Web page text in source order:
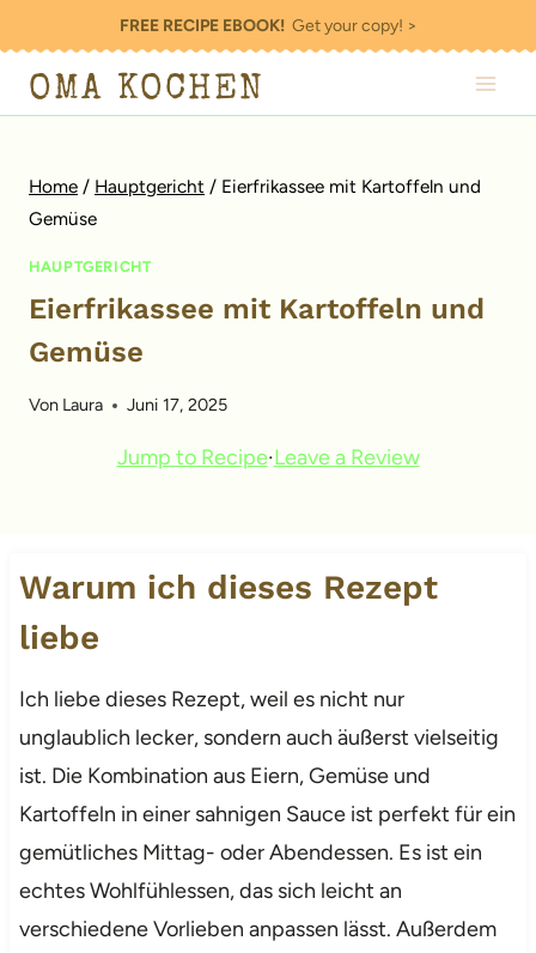
Inhalt
springen
FREE RECIPE EBOOK!Get your copy! >
OMA KOCHEN
Home / Hauptgericht / Eierfrikassee mit Kartoffeln und
Gemüse
HAUPTGERICHT
Eierfrikassee mit Kartoffeln und
Gemüse
Von Laura Juni 17, 2025
Jump to Recipe·Leave a Review
Warum ich dieses Rezept
liebe
Ich liebe dieses Rezept, weil es nicht nur
unglaublich lecker, sondern auch äußerst vielseitig
ist. Die Kombination aus Eiern, Gemüse und
Kartoffeln in einer sahnigen Sauce ist perfekt für ein
gemütliches Mittag- oder Abendessen. Es ist ein
echtes Wohlfühlessen, das sich leicht an
verschiedene Vorlieben anpassen lässt. Außerdem